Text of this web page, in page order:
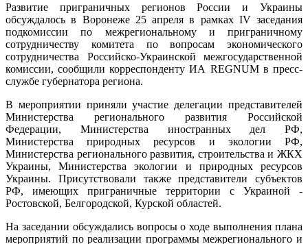
Развитие приграничных регионов России и Украины
обсуждалось в Воронеже 25 апреля в рамках IV заседания
подкомиссии по межрегиональному и приграничному
сотрудничеству комитета по вопросам экономического
сотрудничества Российско-Украинской межгосударственной
комиссии, сообщили корреспонденту ИА REGNUM в пресс-
службе губернатора региона.
В мероприятии приняли участие делегации представителей
Министерства регионального развития Российской
Федерации, Министерства иностранных дел РФ,
Министерства природных ресурсов и экологии РФ,
Министерства регионального развития, строительства и ЖКХ
Украины, Министерства экологии и природных ресурсов
Украины. Присутствовали также представители субъектов
РФ, имеющих приграничные территории с Украиной -
Ростовской, Белгородской, Курской областей.
На заседании обсуждались вопросы о ходе выполнения плана
мероприятий по реализации программы межрегионального и